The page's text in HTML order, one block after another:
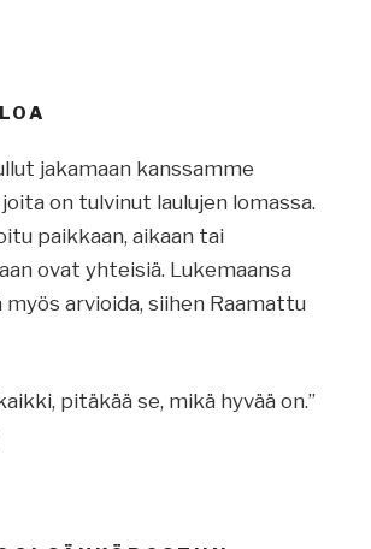
jakamaan kanssamme
on tulvinut laulujen lomassa.
paikkaan, aikaan tai
ovat yhteisiä. Lukemaansa
myös arvioida, siihen Raamattu
pitäkää se, mikä hyvää on.”